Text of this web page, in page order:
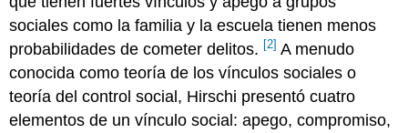
sociales como la familia y la escuela tienen menos
probabilidades de cometer delitos. [2] A menudo
conocida como teoría de los vínculos sociales o
teoría del control social, Hirschi presentó cuatro
elementos de un vínculo social: apego, compromiso,